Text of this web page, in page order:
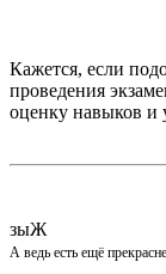
Кажется, если
проведения
оценку навыков и
зыЖ
А ведь есть ещё